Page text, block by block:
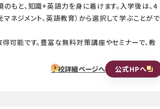
もと、知識+英語力を身に着けます。入学後は、4
マネジメント、英語教育）から選択して学ぶことがで
可能です。豊富な無料対策講座やセミナーで、教
学校詳細ページへ
公式HPへ